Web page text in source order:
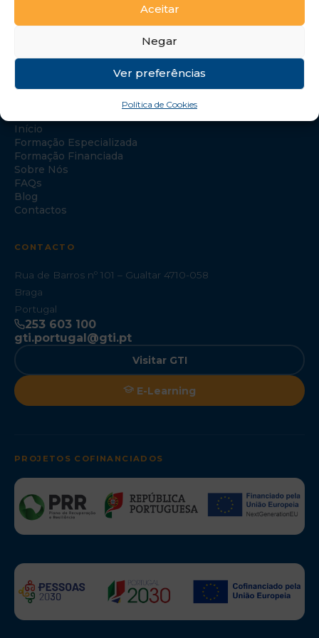
Aceitar
Negar
Ver preferências
Política de Cookies
Início
Formação Especializada
Formação Financiada
Sobre Nós
FAQs
Blog
Contactos
CONTACTO
Rua de Barros nº 101 – Gualtar 4710-058
Braga
Portugal
253 603 100
gti.portugal@gti.pt
Visitar GTI
E-Learning
PROJETOS COFINANCIADOS